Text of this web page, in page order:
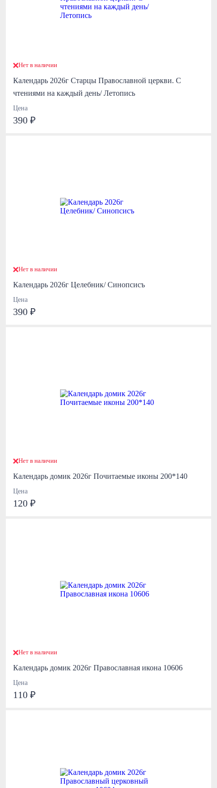
Нет в наличии
Календарь 2026г Старцы Православной церкви. С
чтениями на каждый день/ Летопись
Цена
390 ₽
Нет в наличии
Календарь 2026г Целебник/ Синопсисъ
Цена
390 ₽
Нет в наличии
Календарь домик 2026г Почитаемые иконы 200*140
Цена
120 ₽
Нет в наличии
Календарь домик 2026г Православная икона 10606
Цена
110 ₽